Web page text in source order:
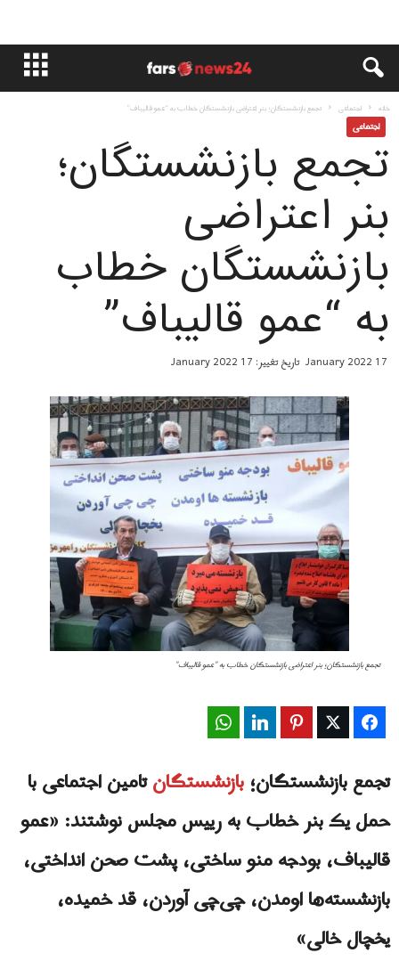
خانه اجتماعی تجمع بازنشستگان؛ بنر اعتراضی بازنشستگان خطاب به “عمو قالیباف”
اجتماعی
تجمع بازنشستگان؛
بنر اعتراضی
بازنشستگان خطاب
به “عمو قالیباف”
17 January 2022 تاریخ تغییر: 17 January 2022
تجمع بازنشستگان؛ بنر اعتراضی بازنشستگان خطاب به "عمو قالیباف"
Facebook
Twitter
Pinterest
LinkedIn
تجمع بازنشستگان؛بازنشستگانتامین اجتماعی با
حمل یک بنر خطاب به رییس مجلس نوشتند: «عمو
قالیباف، بودجه منو ساختی، پشت صحن انداختی،
بازنشسته‌ها اومدن،‌ چی‌چی آوردن، قد خمیده،
یخچال خالی»